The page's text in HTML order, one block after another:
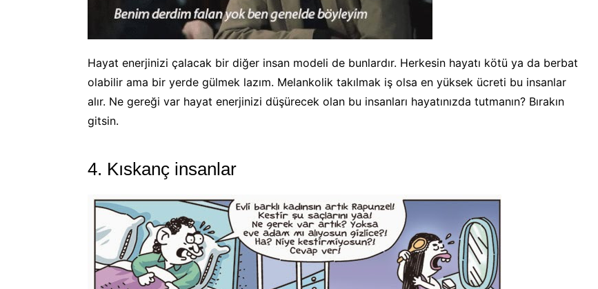
Hayat enerjinizi çalacak bir diğer insan modeli de bunlardır. Herkesin hayatı kötü ya da berbat
olabilir ama bir yerde gülmek lazım. Melankolik takılmak iş olsa en yüksek ücreti bu insanlar
alır. Ne gereği var hayat enerjinizi düşürecek olan bu insanları hayatınızda tutmanın? Bırakın
gitsin.
4. Kıskanç insanlar